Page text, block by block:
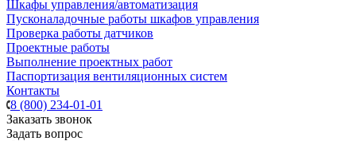
Шкафы управления/автоматизация
Пусконаладочные работы шкафов управления
Проверка работы датчиков
Проектные работы
Выполнение проектных работ
Паспортизация вентиляционных систем
Контакты
8 (800) 234-01-01
Заказать звонок
Задать вопрос